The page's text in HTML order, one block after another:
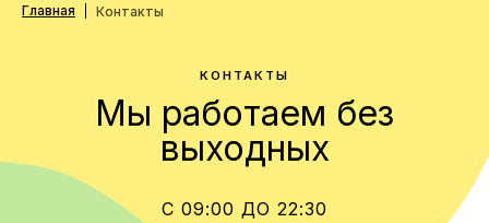
Главная Контакты
КОНТАКТЫ
Мы работаем без
выходных
С 09:00 ДО 22:30